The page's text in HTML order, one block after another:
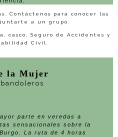
Contáctenos para conocer las
a un grupo.
casco, Seguro de Accidentes y
Civil.
la Mujer
parte en veredas a
sensacionales sobre la
La ruta de 4 horas